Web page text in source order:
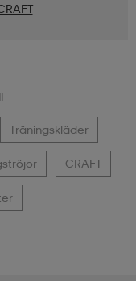
Träningskläder
CRAFT